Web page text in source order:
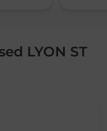
LYON ST